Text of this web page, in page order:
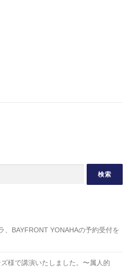
、BAYFRONT YONAHAの予約受付を
様で講演いたしました。〜属人的